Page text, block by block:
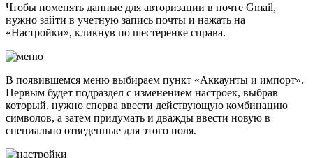
Чтобы поменять данные для авторизации в почте Gmail,
нужно зайти в учетную запись почты и нажать на
«Настройки», кликнув по шестеренке справа.
В появившемся меню выбираем пункт «Аккаунты и импорт».
Первым будет подраздел с изменением настроек, выбрав
который, нужно сперва ввести действующую комбинацию
символов, а затем придумать и дважды ввести новую в
специально отведенные для этого поля.